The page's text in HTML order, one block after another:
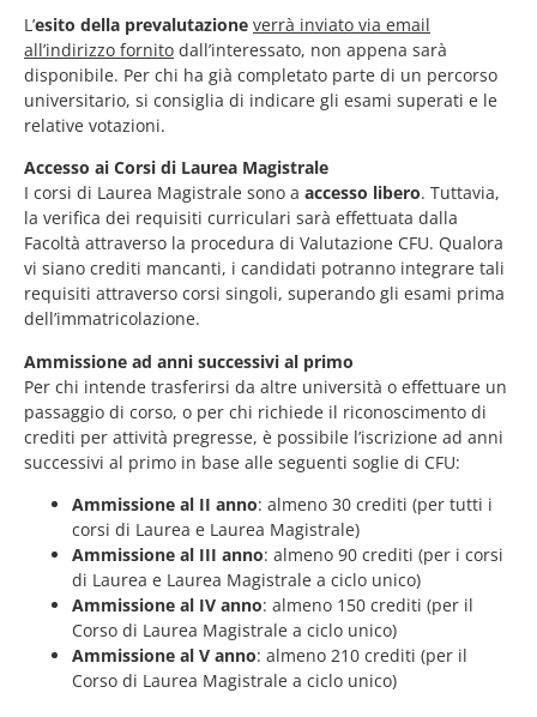
L’esito della prevalutazione verrà inviato via email
all’indirizzo fornito dall’interessato, non appena sarà
disponibile. Per chi ha già completato parte di un percorso
universitario, si consiglia di indicare gli esami superati e le
relative votazioni.
Accesso ai Corsi di Laurea Magistrale
I corsi di Laurea Magistrale sono a accesso libero. Tuttavia,
la verifica dei requisiti curriculari sarà effettuata dalla
Facoltà attraverso la procedura di Valutazione CFU. Qualora
vi siano crediti mancanti, i candidati potranno integrare tali
requisiti attraverso corsi singoli, superando gli esami prima
dell’immatricolazione.
Ammissione ad anni successivi al primo
Per chi intende trasferirsi da altre università o effettuare un
passaggio di corso, o per chi richiede il riconoscimento di
crediti per attività pregresse, è possibile l’iscrizione ad anni
successivi al primo in base alle seguenti soglie di CFU:
Ammissione al II anno: almeno 30 crediti (per tutti i
corsi di Laurea e Laurea Magistrale)
Ammissione al III anno: almeno 90 crediti (per i corsi
di Laurea e Laurea Magistrale a ciclo unico)
Ammissione al IV anno: almeno 150 crediti (per il
Corso di Laurea Magistrale a ciclo unico)
Ammissione al V anno: almeno 210 crediti (per il
Corso di Laurea Magistrale a ciclo unico)